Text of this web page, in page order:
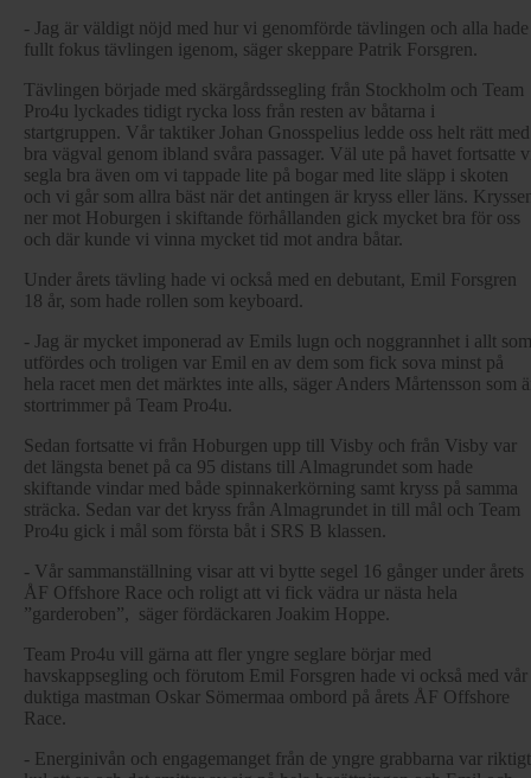
- Jag är väldigt nöjd med hur vi genomförde tävlingen och alla hade
fullt fokus tävlingen igenom, säger skeppare Patrik Forsgren.
Tävlingen började med skärgårdssegling från Stockholm och Team
Pro4u lyckades tidigt rycka loss från resten av båtarna i
startgruppen. Vår taktiker Johan Gnosspelius ledde oss helt rätt med
bra vägval genom ibland svåra passager. Väl ute på havet fortsatte
segla bra även om vi tappade lite på bogar med lite släpp i skoten
och vi går som allra bäst när det antingen är kryss eller läns.
ner mot Hoburgen i skiftande förhållanden gick mycket bra för oss
och där kunde vi vinna mycket tid mot andra båtar.
Under årets tävling hade vi också med en debutant, Emil Forsgren
18 år, som hade rollen som keyboard.
- Jag är mycket imponerad av Emils lugn och noggrannhet i allt som
utfördes och troligen var Emil en av dem som fick sova minst på
hela racet men det märktes inte alls, säger Anders Mårtensson som
stortrimmer på Team Pro4u.
Sedan fortsatte vi från Hoburgen upp till Visby och från Visby var
det längsta benet på ca 95 distans till Almagrundet som hade
skiftande vindar med både spinnakerkörning samt kryss på samma
sträcka. Sedan var det kryss från Almagrundet in till mål och Team
Pro4u gick i mål som första båt i SRS B klassen.
- Vår sammanställning visar att vi bytte segel 16 gånger under årets
ÅF Offshore Race och roligt att vi fick vädra ur nästa hela
”garderoben”, säger fördäckaren Joakim Hoppe.
Team Pro4u vill gärna att fler yngre seglare börjar med
havskappsegling och förutom Emil Forsgren hade vi också med vår
duktiga mastman Oskar Sömermaa ombord på årets ÅF Offshore
Race.
- Energinivån och engagemanget från de yngre grabbarna var riktigt